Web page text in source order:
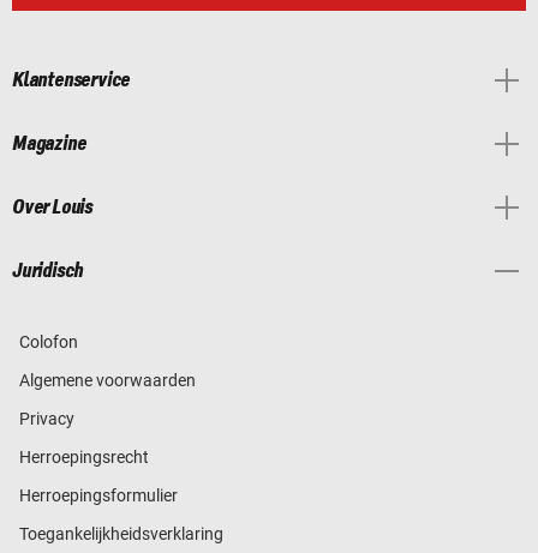
Klantenservice
Magazine
Over Louis
Juridisch
Colofon
Algemene voorwaarden
Privacy
Herroepingsrecht
Herroepingsformulier
Toegankelijkheidsverklaring